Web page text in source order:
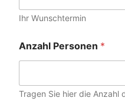
Ihr Wunschtermin
Anzahl Personen *
Tragen Sie hier die Anzahl